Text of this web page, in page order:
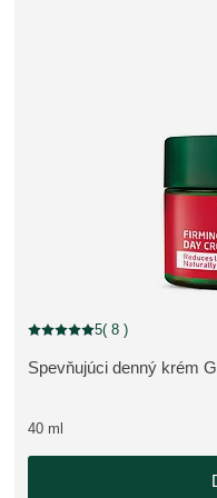
zľava
ZOBRAZIŤ PRODUKT:
Spevňujúci denný krém
Aktuálne hodnotenie: 5 z 5
5( 8 )
40 ml